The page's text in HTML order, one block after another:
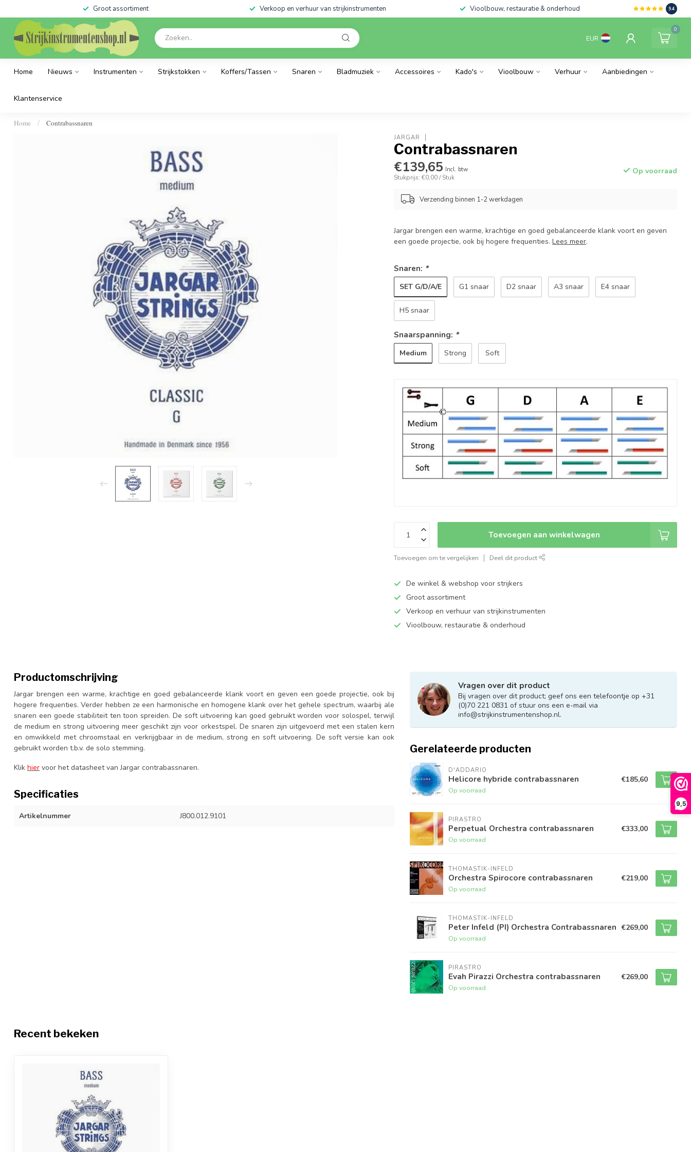
9,5
Groot assortiment Verkoop en verhuur van strijkinstrumenten Vioolbouw, restauratie & onderhoud 9.4
EUR
0
Home Nieuws Instrumenten Strijkstokken Koffers/Tassen Snaren Bladmuziek Accessoires Kado's Vioolbouw Verhuur Aanbiedingen
Klantenservice
Home / Contrabassnaren
JARGAR
Contrabassnaren
€139,65 Incl. btw
Stukprijs: €0,00 / Stuk
Op voorraad
Verzending binnen 1-2 werkdagen
Jargar brengen een warme, krachtige en goed gebalanceerde klank voort en geven
een goede projectie, ook bij hogere frequenties.Lees meer.
Snaren: *
SET G/D/A/E G1 snaar D2 snaar A3 snaar E4 snaar
H5 snaar
Snaarspanning: *
Medium Strong Soft
Toevoegen aan winkelwagen
Toevoegen om te vergelijken Deel dit product
De winkel & webshop voor strijkers
Groot assortiment
Verkoop en verhuur van strijkinstrumenten
Vioolbouw, restauratie & onderhoud
Productomschrijving
Jargar brengen een warme, krachtige en goed gebalanceerde klank voort en geven een goede projectie, ook bij
hogere frequenties. Verder hebben ze een harmonische en homogene klank over het gehele spectrum, waarbij ale
snaren een goede stabiliteit ten toon spreiden. De soft uitvoering kan goed gebruikt worden voor solospel, terwijl
de medium en strong uitvoering meer geschikt zijn voor orkestspel. De snaren zijn uitgevoerd met een stalen kern
en omwikkeld met chroomstaal en verkrijgbaar in de medium, strong en soft uitvoering. De soft versie kan ook
gebruikt worden t.b.v. de solo stemming.
Klik hier voor het datasheet van Jargar contrabassnaren.
Specificaties
Artikelnummer J800.012.9101
Vragen over dit product
Bij vragen over dit product; geef ons een telefoontje op +31
(0)70 221 0831 of stuur ons een e-mail via
info@strijkinstrumentenshop.nl.
Gerelateerde producten
D'ADDARIO
Helicore hybride contrabassnaren
Op voorraad
€185,60
PIRASTRO
Perpetual Orchestra contrabassnaren
Op voorraad
€333,00
THOMASTIK-INFELD
Orchestra Spirocore contrabassnaren
Op voorraad
€219,00
THOMASTIK-INFELD
Peter Infeld (PI) Orchestra Contrabassnaren
Op voorraad
€269,00
PIRASTRO
Evah Pirazzi Orchestra contrabassnaren
Op voorraad
€269,00
Recent bekeken